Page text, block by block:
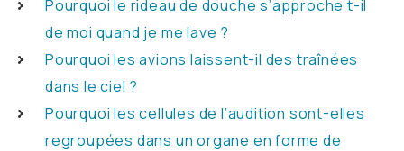
Pourquoi le rideau de douche s’approche t-il
de moi quand je me lave ?
Pourquoi les avions laissent-il des traînées
dans le ciel ?
Pourquoi les cellules de l’audition sont-elles
regroupées dans un organe en forme de